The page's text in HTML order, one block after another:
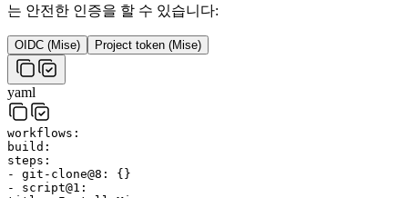
는 안전한 인증을 할 수 있습니다:
OIDC (Mise) Project token (Mise)
yaml
workflows :
build :
steps :
-
git-clone@8 : {}
-
script@1 :